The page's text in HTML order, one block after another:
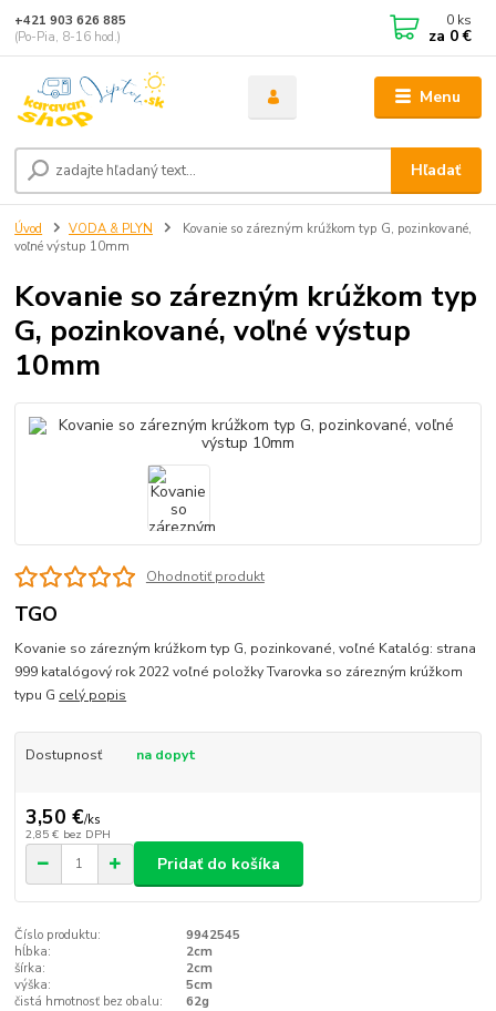
Menu
Hľadať
+421 903 626 885
(Po-Pia, 8-16 hod.)
0 ks
za 0 €
Úvod VODA & PLYN
Kovanie so zárezným krúžkom typ G, pozinkované,
voľné výstup 10mm
Kovanie so zárezným krúžkom typ
G, pozinkované, voľné výstup
10mm
Ohodnotiť produkt
TGO
Kovanie so zárezným krúžkom typ G, pozinkované, voľné Katalóg: strana
999 katalógový rok 2022 voľné položky Tvarovka so zárezným krúžkom
typu G celý popis
Dostupnosť na dopyt
3,50 €/ks
2,85 € bez DPH
Pridať do košíka
Číslo produktu:
9942545
hĺbka:
2cm
šírka:
2cm
výška:
5cm
čistá hmotnosť bez obalu:
62g